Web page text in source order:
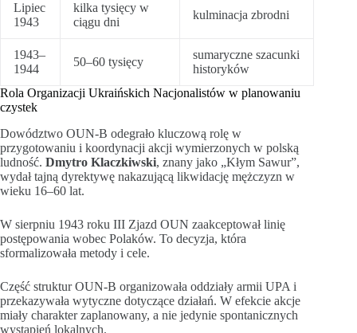
Lipiec
1943
kilka tysięcy w
ciągu dni
kulminacja zbrodni
1943–
1944
50–60 tysięcy
sumaryczne szacunki
historyków
Rola Organizacji Ukraińskich Nacjonalistów w planowaniu
czystek
Dowództwo OUN-B odegrało kluczową rolę w
przygotowaniu i koordynacji akcji wymierzonych w polską
ludność. Dmytro Klaczkiwski, znany jako „Kłym Sawur”,
wydał tajną dyrektywę nakazującą likwidację mężczyzn w
wieku 16–60 lat.
W sierpniu 1943 roku III Zjazd OUN zaakceptował linię
postępowania wobec Polaków. To decyzja, która
sformalizowała metody i cele.
Część struktur OUN-B organizowała oddziały armii UPA i
przekazywała wytyczne dotyczące działań. W efekcie akcje
miały charakter zaplanowany, a nie jedynie spontanicznych
wystąpień lokalnych.